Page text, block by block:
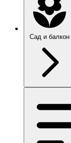
Сад и балкон